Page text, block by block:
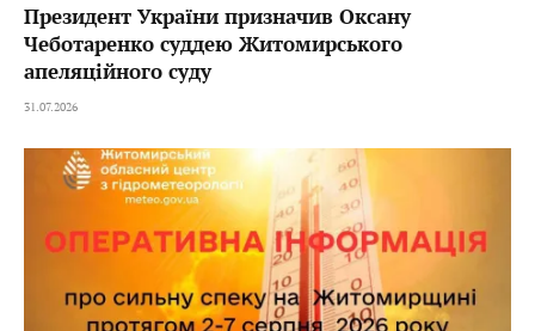
Президент України призначив Оксану
Чеботаренко суддею Житомирського
апеляційного суду
31.07.2026